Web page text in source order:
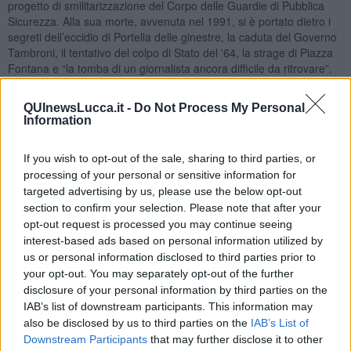
QUInewsLucca.it - Do Not Process My Personal
Information
If you wish to opt-out of the sale, sharing to third parties, or
processing of your personal or sensitive information for
targeted advertising by us, please use the below opt-out
section to confirm your selection. Please note that after your
opt-out request is processed you may continue seeing
interest-based ads based on personal information utilized by
us or personal information disclosed to third parties prior to
your opt-out. You may separately opt-out of the further
disclosure of your personal information by third parties on the
IAB’s list of downstream participants. This information may
also be disclosed by us to third parties on the IAB’s List of
Downstream Participants that may further disclose it to other
progetto di smilitarizzazione del Corpo delle Guardie di Pubblica
Sicurezza. Alla sua morte, avvenuta nel 1991, si è portato dietro i
segreti dell’eccidio di Portella delle ginestre, la caduta del Governo
Tambroni, il tentativo del colpo di Stato del '64, la strage di Piazza
Fontana e “la tomba di un giornalista ancora difficile da ritrovare”.
Ritornando a Vincenzo Consolo nel 1976 dette alle stampe il suo
secondo romanzo:"Il sorriso dell'ignoto marinaio”A noi giovani
lettori di allora non ci sfuggì il brano del libro in cui “Enrico Pirajno
con la tavoletta del ritratto d’ignoto d’Antonello, recuperata da un
riquadro dello stipo dello speziale Carnevale”, nel descrivere i
luoghi alle spalle di S.Agata raccontava: "... sulla destra San
Fratello a forma d'una sfinge senza testa, la valle dell'Inganno e poi
la Sanguinera, Vallebruca, Serra Aragonae il pizzo San Basilio
sopra Tirannivi s'era rifugiato in una villa, a godersi la
vecchiaia e a scrivere nel contempo le memorie, un celebre
ministro di Polizia alla corte del re sovrano Ferdinando,
Vicariato di nome, nonché di fatto, creduto che in vicaria o
bagno dimori malavita, ch'al petto di costui, servo de' servi
d'uno Stato infame, capo dei capi di tutte le sbirraglie..."
Fu chiaro il riferimento al Prefetto Angelo Vicari che nel 1973 era